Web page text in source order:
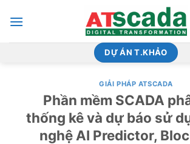
qua
DỰ ÁN T.KHẢO
GIẢI PHÁP ATSCADA
Phần mềm SCADA
thống kê và dự báo sử
nghệ AI Predictor,